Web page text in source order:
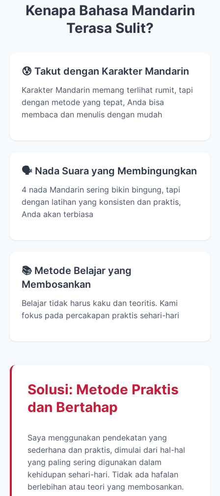
Kenapa Bahasa Mandarin
Terasa Sulit?
😰 Takut dengan Karakter Mandarin
Karakter Mandarin memang terlihat rumit, tapi
dengan metode yang tepat, Anda bisa
membaca dan menulis dengan mudah
🗣️ Nada Suara yang Membingungkan
4 nada Mandarin sering bikin bingung, tapi
dengan latihan yang konsisten dan praktis,
Anda akan terbiasa
📚 Metode Belajar yang
Membosankan
Belajar tidak harus kaku dan teoritis. Kami
fokus pada percakapan praktis sehari-hari
Solusi: Metode Praktis
dan Bertahap
Saya menggunakan pendekatan yang
sederhana dan praktis, dimulai dari hal-hal
yang paling sering digunakan dalam
kehidupan sehari-hari. Tidak ada hafalan
berlebihan atau teori yang membosankan.